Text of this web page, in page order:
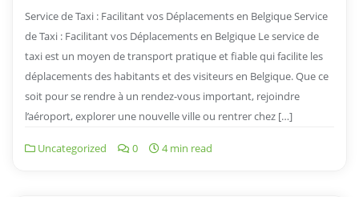
Service de Taxi : Facilitant vos Déplacements en Belgique Service
de Taxi : Facilitant vos Déplacements en Belgique Le service de
taxi est un moyen de transport pratique et fiable qui facilite les
déplacements des habitants et des visiteurs en Belgique. Que ce
soit pour se rendre à un rendez-vous important, rejoindre
l’aéroport, explorer une nouvelle ville ou rentrer chez […]
Uncategorized 0 4 min read